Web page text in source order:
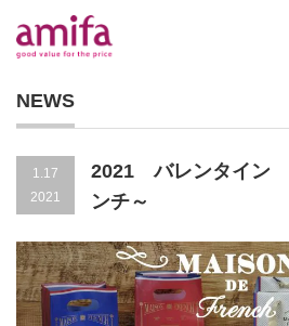
NEWS
1.17
2021
2021 バレンタイン
ンチ～